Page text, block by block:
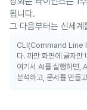
됩니다.
그 다음부터는 신세
CLI(Command Line
다. 까만 화면에 글자만
여기서 AI를 실행하면,
분석하고, 문서를 만들